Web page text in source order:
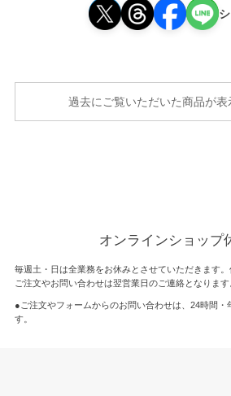
過去にご覧いただいた商品が表
オンラインショップ
毎週土・日は全業務をお休みとさせていただきます
ご注文やお問い合わせは翌営業日のご連絡となります
●ご注文やフォームからのお問い合わせは、 24時間・
す。